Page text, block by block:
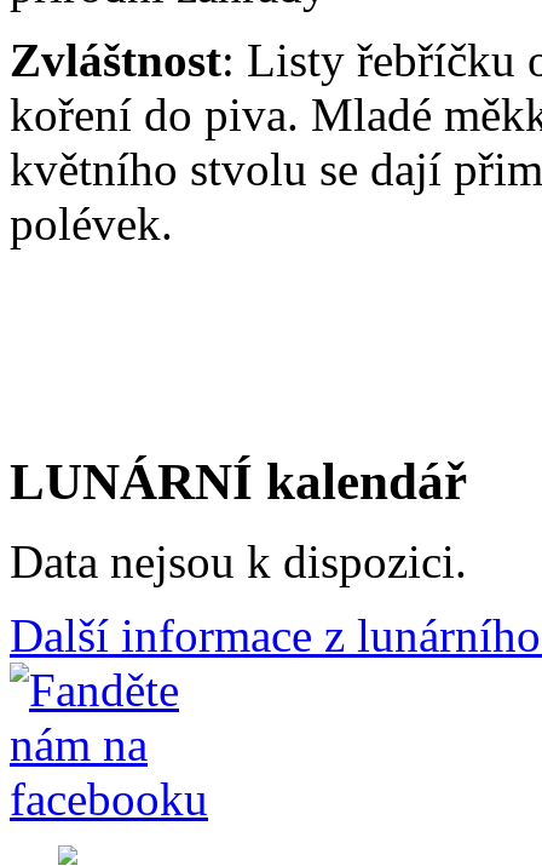
Zvláštnost: Listy řebříčku
koření do piva. Mladé
květního stvolu se dají
polévek.
LUNÁRNÍ kalendář
Data nejsou k dispozici.
Další informace z